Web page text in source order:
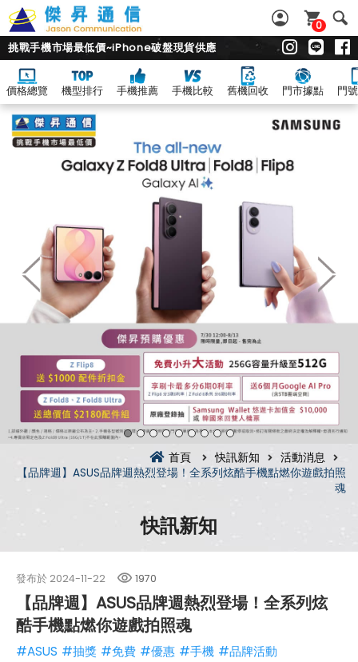
0
挑戰手機市場最低價~iPhone破盤現貨供應
價格總覽 機型排行 手機推薦 手機比較 舊機回收 門市據點 門
首頁 快訊新知
活動消息
【品牌週】ASUS品牌週熱烈登場！全系列炫酷手機點燃你遊戲拍照
魂
快訊新知
發布於 2024-11-22 1970
【品牌週】ASUS品牌週熱烈登場！全系列炫
酷手機點燃你遊戲拍照魂
#ASUS #抽獎 #免費 #優惠 #手機 #品牌活動